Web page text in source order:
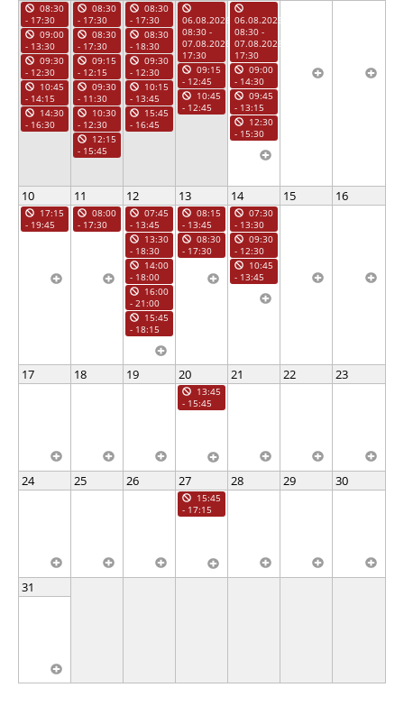
08:30
- 17:30
09:00
- 13:30
09:30
- 12:30
10:45
- 14:15
14:30
- 16:30
08:30
- 17:30
08:30
- 17:30
09:15
- 12:15
09:30
- 11:30
10:30
- 12:30
12:15
- 15:45
08:30
- 17:30
08:30
- 18:30
09:30
- 12:30
10:15
- 13:45
15:45
- 16:45
06.08.2026
08:30 -
07.08.2026
17:30
09:15
- 12:45
10:45
- 12:45
06.08.2026
08:30 -
07.08.2026
17:30
09:00
- 14:30
09:45
- 13:15
12:30
- 15:30
10
17:15
- 19:45
11
08:00
- 17:30
12
07:45
- 13:45
13:30
- 18:30
14:00
- 18:00
16:00
- 21:00
15:45
- 18:15
13
08:15
- 13:45
08:30
- 17:30
14
07:30
- 13:30
09:30
- 12:30
10:45
- 13:45
15 16
17 18 19 20
13:45
- 15:45
21 22 23
24 25 26 27
15:45
- 17:15
28 29 30
31